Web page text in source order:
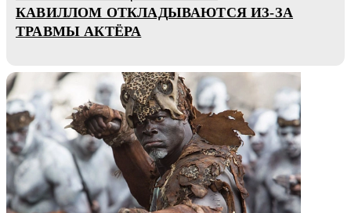
КАВИЛЛОМ ОТКЛАДЫВАЮТСЯ ИЗ-ЗА
ТРАВМЫ АКТЁРА